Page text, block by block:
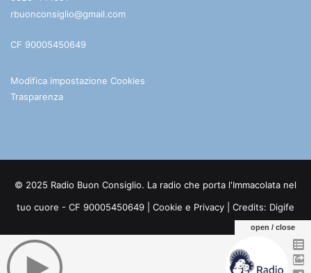
rbuonconsiglio@gmail.com
CF 90005450649
Modifica impostazione Cookies
Trasparenza
© 2025 Radio Buon Consiglio. La radio che porta l'Immacolata nel
tuo cuore - CF 90005450649 | Cookie e Privacy | Credits: Digife
open / close